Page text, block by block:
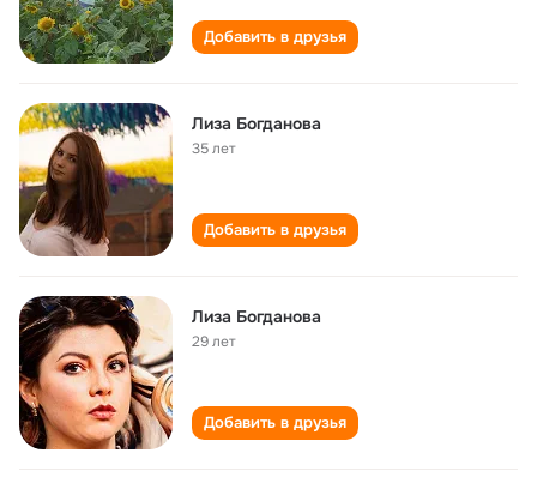
Добавить в друзья
Лиза Богданова
35 лет
Добавить в друзья
Лиза Богданова
29 лет
Добавить в друзья